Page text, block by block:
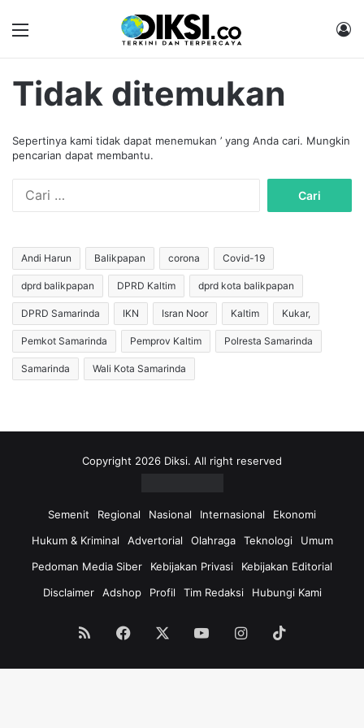
Tidak ditemukan
Sepertinya kami tidak dapat menemukan ’ yang Anda cari. Mungkin
pencarian dapat membantu.
u
n
t
u
k
:
Andi Harun Balikpapan corona Covid-19
dprd balikpapan DPRD Kaltim dprd kota balikpapan
DPRD Samarinda IKN Isran Noor Kaltim Kukar,
Pemkot Samarinda Pemprov Kaltim Polresta Samarinda
Samarinda Wali Kota Samarinda
Copyright 2026 Diksi. All right reserved
Semenit Regional Nasional Internasional
Ekonomi
Hukum & Kriminal
Advertorial Olahraga Teknologi
Umum
Pedoman Media Siber
Kebijakan Privasi
Kebijakan Editorial
Disclaimer
Adshop Profil Tim Redaksi Hubungi Kami
RSS Facebook YouTubeInstagram